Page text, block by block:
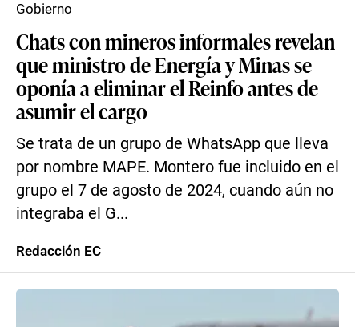
Chats con mineros informales revelan
que ministro de Energía y Minas se
oponía a eliminar el Reinfo antes de
asumir el cargo
Se trata de un grupo de WhatsApp que lleva
por nombre MAPE. Montero fue incluido en el
grupo el 7 de agosto de 2024, cuando aún no
integraba el G...
Gobierno
Redacción EC